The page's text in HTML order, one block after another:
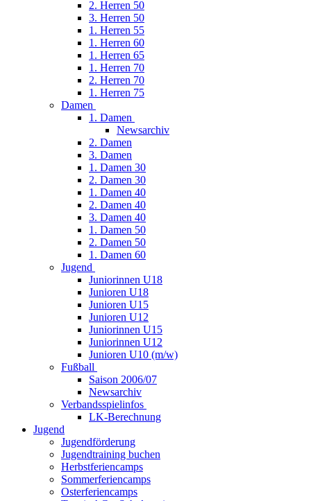
2. Herren 50
3. Herren 50
1. Herren 55
1. Herren 60
1. Herren 65
1. Herren 70
2. Herren 70
1. Herren 75
Damen
1. Damen
Newsarchiv
2. Damen
3. Damen
1. Damen 30
2. Damen 30
1. Damen 40
2. Damen 40
3. Damen 40
1. Damen 50
2. Damen 50
1. Damen 60
Jugend
Juniorinnen U18
Junioren U18
Junioren U15
Junioren U12
Juniorinnen U15
Juniorinnen U12
Junioren U10 (m/w)
Fußball
Saison 2006/07
Newsarchiv
Verbandsspielinfos
LK-Berechnung
Jugend
Jugendförderung
Jugendtraining buchen
Herbstferiencamps
Sommerferiencamps
Osterferiencamps